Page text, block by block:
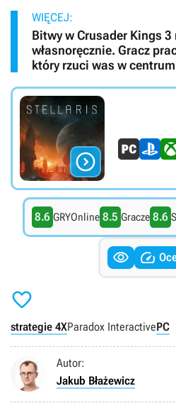
WIĘCEJ:
Bitwy w Crusader Kings 3
własnoręcznie. Gracz
który rzuci was w

8.6 GRYOnline 8.5 Gracze 8.6
 

strategie 4XParadox InteractivePC
Autor:
Jakub Błażewicz